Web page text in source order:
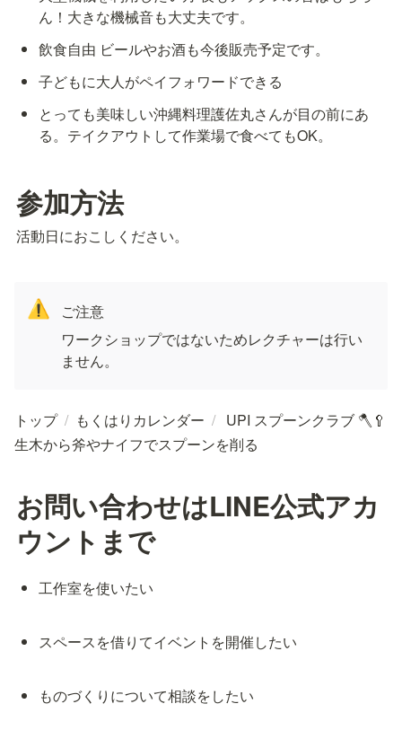
ん！大きな機械音も大丈夫です。
飲食自由 ビールやお酒も今後販売予定です。
子どもに大人がペイフォワードできる
とっても美味しい沖縄料理護佐丸さんが目の前にあ
る。テイクアウトして作業場で食べてもOK。
参加方法
活動日におこしください。
⚠️
ご注意
ワークショップではないためレクチャーは行い
ません。
トップ / もくはりカレンダー / UPI スプーンクラブ 🪓🥄
生木から斧やナイフでスプーンを削る
お問い合わせはLINE公式アカ
ウントまで
工作室を使いたい
スペースを借りてイベントを開催したい
ものづくりについて相談をしたい